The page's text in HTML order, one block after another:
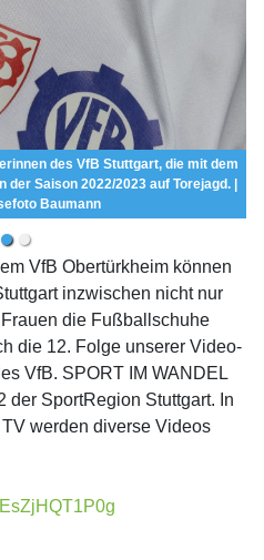
des VfB Stuttgart, die mit dem
Saison 2022/2023 auf Torejagd. |
Baumann
VfB Obertürkheim können
inzwischen nicht nur
die Fußballschuhe
die 12. Folge unserer Video-
VfB. SPORT IM WANDEL
der SportRegion Stuttgart. In
werden diverse Videos